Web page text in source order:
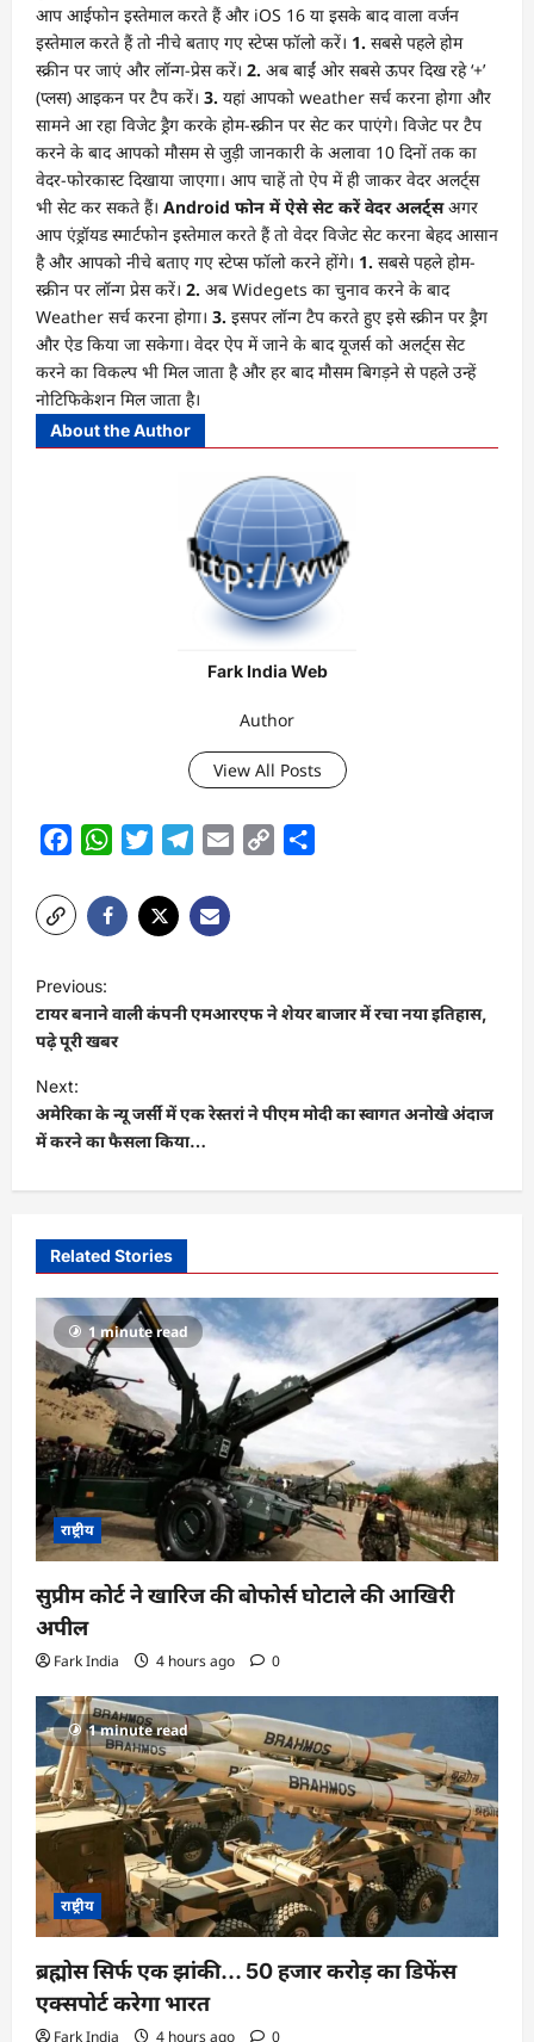
आप आईफोन इस्तेमाल करते हैं और iOS 16 या इसके बाद वाला वर्जन
इस्तेमाल करते हैं तो नीचे बताए गए स्टेप्स फॉलो करें। 1. सबसे पहले होम
स्क्रीन पर जाएं और लॉन्ग-प्रेस करें। 2. अब बाईं ओर सबसे ऊपर दिख रहे ‘+’
(प्लस) आइकन पर टैप करें। 3. यहां आपको weather सर्च करना होगा और
सामने आ रहा विजेट ड्रैग करके होम-स्क्रीन पर सेट कर पाएंगे। विजेट पर टैप
करने के बाद आपको मौसम से जुड़ी जानकारी के अलावा 10 दिनों तक का
वेदर-फोरकास्ट दिखाया जाएगा। आप चाहें तो ऐप में ही जाकर वेदर अलर्ट्स
भी सेट कर सकते हैं। Android फोन में ऐसे सेट करें वेदर अलर्ट्सअगर
आप एंड्रॉयड स्मार्टफोन इस्तेमाल करते हैं तो वेदर विजेट सेट करना बेहद आसान
है और आपको नीचे बताए गए स्टेप्स फॉलो करने होंगे। 1. सबसे पहले होम-
स्क्रीन पर लॉन्ग प्रेस करें। 2. अब Widegets का चुनाव करने के बाद
Weather सर्च करना होगा। 3. इसपर लॉन्ग टैप करते हुए इसे स्क्रीन पर ड्रैग
और ऐड किया जा सकेगा। वेदर ऐप में जाने के बाद यूजर्स को अलर्ट्स सेट
करने का विकल्प भी मिल जाता है और हर बाद मौसम बिगड़ने से पहले उन्हें
नोटिफिकेशन मिल जाता है।
About the Author
Fark India Web
Author
View All Posts
FacebookWhatsAppTwitterTelegram
Email
Copy
o
s
t
n
a
v
g
a
t
i
o
n
Previous:
टायर बनाने वाली कंपनी एमआरएफ ने शेयर बाजार में रचा नया इतिहास,
पढ़े पूरी खबर
Next:
अमेरिका के न्यू जर्सी में एक रेस्तरां ने पीएम मोदी का स्वागत अनोखे अंदाज
में करने का फैसला किया…
Related Stories
1 minute read
राष्ट्रीय
सुप्रीम कोर्ट ने खारिज की बोफोर्स घोटाले की आखिरी
अपील
Fark India 4 hours ago 0
1 minute read
राष्ट्रीय
ब्रह्मोस सिर्फ एक झांकी… 50 हजार करोड़ का डिफेंस
एक्सपोर्ट करेगा भारत
Fark India 4 hours ago 0